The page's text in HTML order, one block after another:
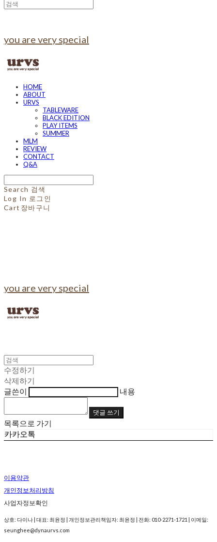
you are very special
HOME
ABOUT
URVS
TABLEWARE
BLACK EDITION
PLAY ITEMS
SUMMER
MLM
REVIEW
CONTACT
Q&A
Search 검색
Log In 로그인
Cart 장바구니
you are very special
수정하기
삭제하기
글쓴이
내용
댓글 쓰기
목록으로 가기
카카오톡
이용약관
개인정보처리방침
사업자정보확인
상호: 다이나 | 대표: 최윤정 | 개인정보관리책임자: 최윤정 | 전화: 010-2271-1721 | 이메일:
seunghee@dynaurvs.com